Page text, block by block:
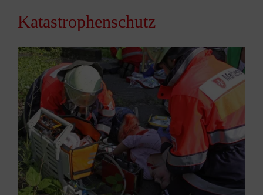
Katastrophenschutz